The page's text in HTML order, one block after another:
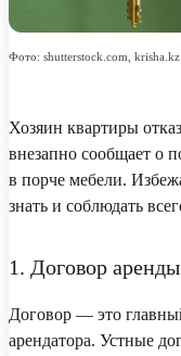
Фото: shutterstock.com, krisha.kz
Хозяин квартиры
внезапно сообщает о
в порче мебели.
знать и соблюдать
1. Договор аренды
Договор — это
арендатора. Устные